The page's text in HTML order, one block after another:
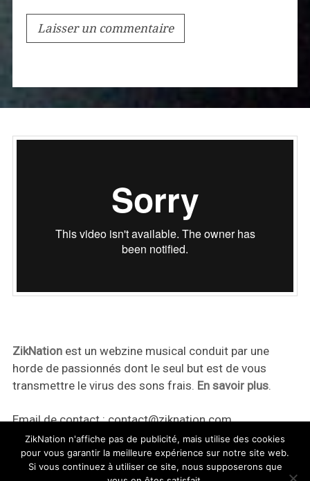
ZikNationest un webzine musical conduit par une
horde de passionnés dont le seul but est de vous
transmettre le virus des sons frais. En savoir plus.
Email de contact :contact@ziknation.com
ZikNation n'affiche pas de publicité, mais utilise des cookies
pour vous garantir la meilleure expérience sur notre site web.
Si vous continuez à utiliser ce site, nous supposerons que